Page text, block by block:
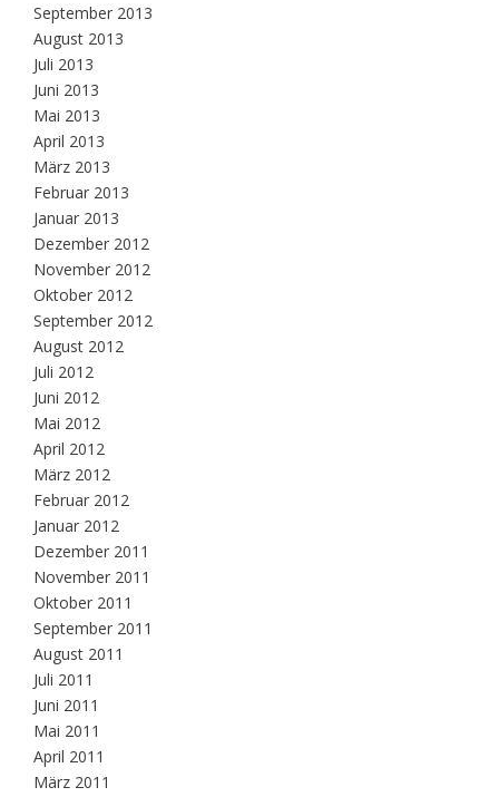
September 2013
August 2013
Juli 2013
Juni 2013
Mai 2013
April 2013
März 2013
Februar 2013
Januar 2013
Dezember 2012
November 2012
Oktober 2012
September 2012
August 2012
Juli 2012
Juni 2012
Mai 2012
April 2012
März 2012
Februar 2012
Januar 2012
Dezember 2011
November 2011
Oktober 2011
September 2011
August 2011
Juli 2011
Juni 2011
Mai 2011
April 2011
März 2011